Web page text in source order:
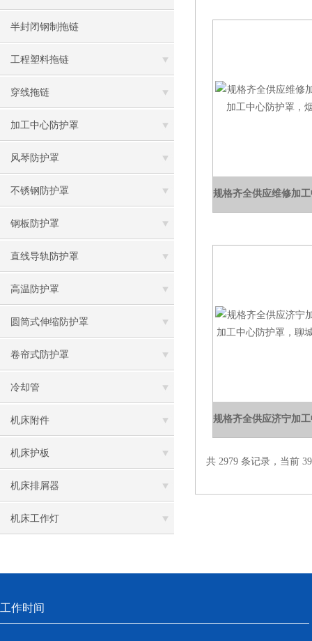
半封闭钢制拖链
工程塑料拖链
穿线拖链
加工中心防护罩
风琴防护罩
不锈钢防护罩
钢板防护罩
直线导轨防护罩
高温防护罩
圆筒式伸缩防护罩
卷帘式防护罩
冷却管
机床附件
机床护板
机床排屑器
机床工作灯
共 2979 条记录，当前
工作时间